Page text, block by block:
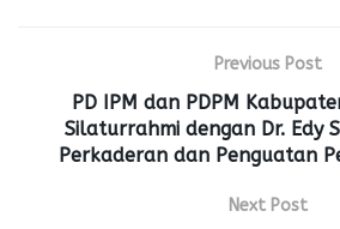
Previous Post
PD IPM dan PDPM
Silaturrahmi dengan Dr. Edy
Perkaderan dan Penguatan
Next Post